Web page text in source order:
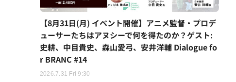
【8月31日(月) イベント開催】アニメ監督・プロデ
ューサーたちはアヌシーで何を得たのか？ゲスト:
史耕、中目貴史、森山愛弓、安井洋輔 Dialogue fo
r BRANC #14
2026.7.31 Fri 9:30